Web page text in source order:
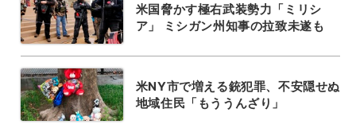
米国脅かす極右武装勢力「ミリシ
ア」 ミシガン州知事の拉致未遂も
米NY市で増える銃犯罪、不安隠せぬ
地域住民「もううんざり」